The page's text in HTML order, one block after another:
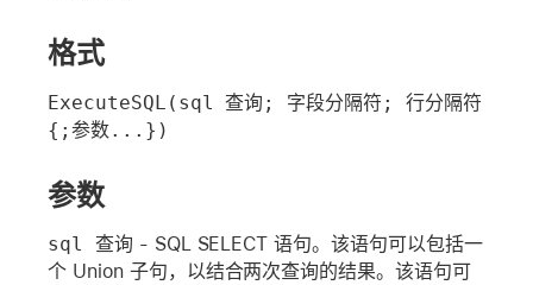
格式
ExecuteSQL(sql 查询; 字段分隔符; 行分隔符
{;参数...})
参数
sql 查询 - SQL SELECT 语句。该语句可以包括一
个 Union 子句，以结合两次查询的结果。该语句可